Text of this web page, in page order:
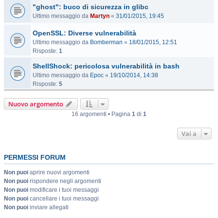
"ghost": buco di sicurezza in glibc
Ultimo messaggio da Martyn « 31/01/2015, 19:45
OpenSSL: Diverse vulnerabilità
Ultimo messaggio da Bomberman « 18/01/2015, 12:51
Risposte: 1
ShellShock: pericolosa vulnerabilità in bash
Ultimo messaggio da Epoc « 19/10/2014, 14:38
Risposte: 5
Nuovo argomento
16 argomenti • Pagina 1 di 1
Vai a
PERMESSI FORUM
Non puoi aprire nuovi argomenti
Non puoi rispondere negli argomenti
Non puoi modificare i tuoi messaggi
Non puoi cancellare i tuoi messaggi
Non puoi inviare allegati